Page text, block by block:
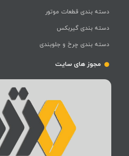
دسته بندی قطعات موتور
دسته بندی گیربکس
دسته بندی چرخ و جلوبندی
مجوز های سایت